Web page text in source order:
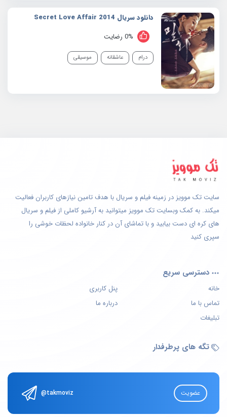
دانلود سریال 2014 Secret Love Affair
0% رضایت
درام عاشقانه موسیقی
سایت تک موویز در زمینه فیلم و سریال با هدف تامین نیازهای کاربران فعالیت
میکند. به کمک وبسایت تک موویز میتوانید به آرشیو کاملی از فیلم و سریال
های کره ای دست بیابید و با تماشای آن در کنار خانواده لحظات خوشی را
سپری کنید
دسترسی سریع
خانه
پنل کاربری
تماس با ما
درباره ما
تبلیغات
تگه های پرطرفدار
@takmoviz عضویت